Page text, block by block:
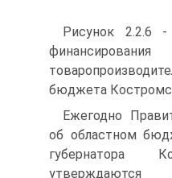
Рисунок 2.2.6 -
финансирования
бюджета
Ежегодно
об областном
губернатора